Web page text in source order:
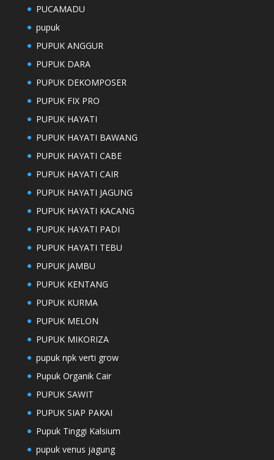
PUCAMADU
pupuk
PUPUK ANGGUR
PUPUK DARA
PUPUK DEKOMPOSER
PUPUK FIX PRO
PUPUK HAYATI
PUPUK HAYATI BAWANG
PUPUK HAYATI CABE
PUPUK HAYATI CAIR
PUPUK HAYATI JAGUNG
PUPUK HAYATI KACANG
PUPUK HAYATI PADI
PUPUK HAYATI TEBU
PUPUK JAMBU
PUPUK KENTANG
PUPUK KURMA
PUPUK MELON
PUPUK MIKORIZA
pupuk npk verti grow
Pupuk Organik Cair
PUPUK SAWIT
PUPUK SIAP PAKAI
Pupuk Tinggi Kalsium
pupuk venus jagung